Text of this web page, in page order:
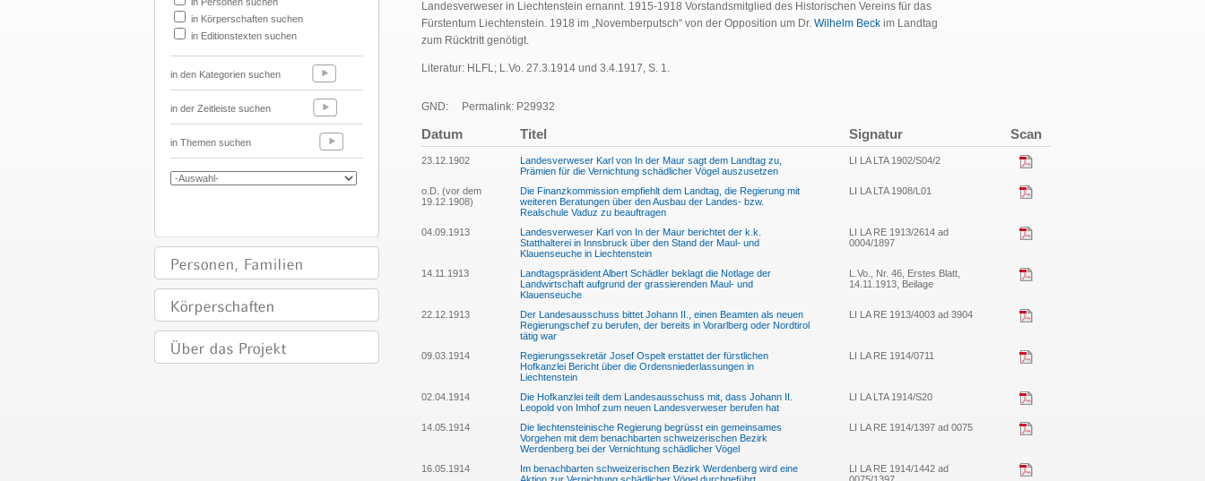
in Körperschaften suchen
in Editionstexten suchen
in den Kategorien suchen
in der Zeitleiste suchen
in Themen suchen
Landesverweser in Liechtenstein ernannt. 1915-1918 Vorstandsmitglied des Historischen Vereins für das
Fürstentum Liechtenstein. 1918 im „Novemberputsch“ von der Opposition um Dr. Wilhelm Beck im Landtag
zum Rücktritt genötigt.
Literatur: HLFL; L.Vo. 27.3.1914 und 3.4.1917, S. 1.
GND: Permalink: P29932
Datum Titel Signatur Scan
23.12.1902
Landesverweser Karl von In der Maur sagt dem Landtag zu,
Prämien für die Vernichtung schädlicher Vögel auszusetzen
LI LA LTA 1902/S04/2
o.D. (vor dem
19.12.1908)
Die Finanzkommission empfiehlt dem Landtag, die Regierung mit
weiteren Beratungen über den Ausbau der Landes- bzw.
Realschule Vaduz zu beauftragen
LI LA LTA 1908/L01
04.09.1913
Landesverweser Karl von In der Maur berichtet der k.k.
Statthalterei in Innsbruck über den Stand der Maul- und
Klauenseuche in Liechtenstein
LI LA RE 1913/2614 ad
0004/1897
14.11.1913
Landtagspräsident Albert Schädler beklagt die Notlage der
Landwirtschaft aufgrund der grassierenden Maul- und
Klauenseuche
L.Vo., Nr. 46, Erstes Blatt,
14.11.1913, Beilage
22.12.1913
Der Landesausschuss bittet Johann II., einen Beamten als neuen
Regierungschef zu berufen, der bereits in Vorarlberg oder Nordtirol
tätig war
LI LA RE 1913/4003 ad 3904
09.03.1914
Regierungssekretär Josef Ospelt erstattet der fürstlichen
Hofkanzlei Bericht über die Ordensniederlassungen in
Liechtenstein
LI LA RE 1914/0711
02.04.1914
Die Hofkanzlei teilt dem Landesausschuss mit, dass Johann II.
Leopold von Imhof zum neuen Landesverweser berufen hat
LI LA LTA 1914/S20
14.05.1914
Die liechtensteinische Regierung begrüsst ein gemeinsames
Vorgehen mit dem benachbarten schweizerischen Bezirk
Werdenberg bei der Vernichtung schädlicher Vögel
LI LA RE 1914/1397 ad 0075
16.05.1914
Im benachbarten schweizerischen Bezirk Werdenberg wird eine
LI LA RE 1914/1442 ad